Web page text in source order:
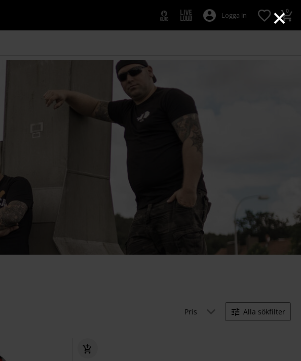
×
Logga in 0
Pris Alla sökfilter